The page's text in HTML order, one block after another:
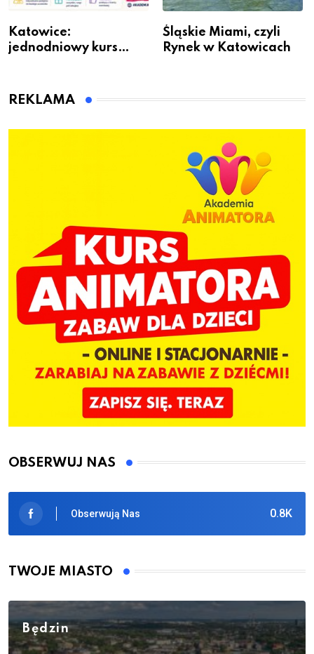
Katowice:
jednodniowy kurs
dzieci
Śląskie Miami, czyli
Rynek w Katowicach
REKLAMA
OBSERWUJ NAS
0.8K
Obserwują Nas
TWOJE MIASTO
Będzin